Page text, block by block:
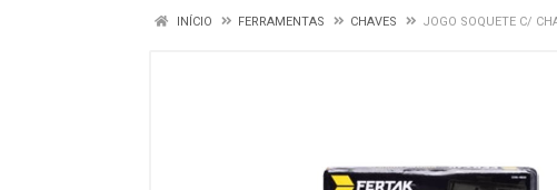
INÍCIO FERRAMENTAS CHAVES JOGO SOQUETE C/